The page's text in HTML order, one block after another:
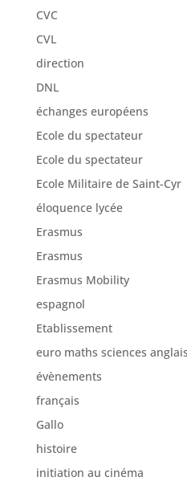
CVC
CVL
direction
DNL
échanges européens
Ecole du spectateur
Ecole du spectateur
Ecole Militaire de Saint-Cyr
éloquence lycée
Erasmus
Erasmus
Erasmus Mobility
espagnol
Etablissement
euro maths sciences anglais
évènements
français
Gallo
histoire
initiation au cinéma